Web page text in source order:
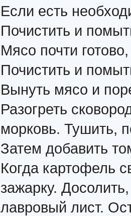
Если есть
Почистить и
Мясо почти
Почистить и
Вынуть мясо и
Разогреть
морковь. Тушить,
Затем добавить
Когда картофель
зажарку.
лавровый лист.